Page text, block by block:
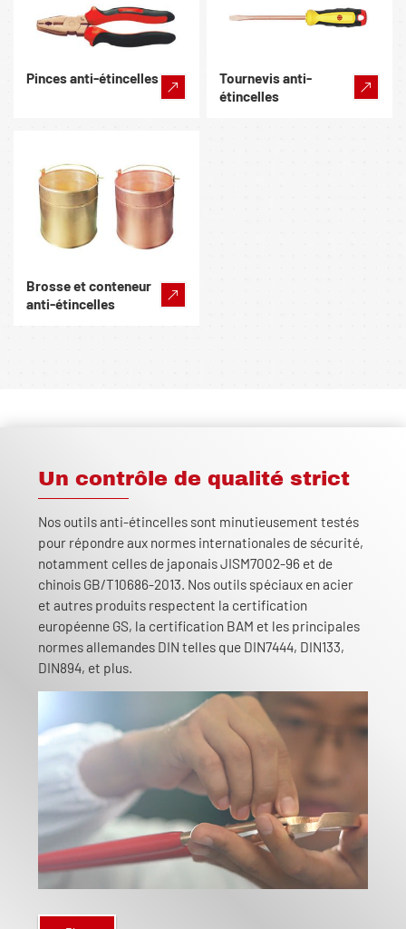
Pinces anti-étincelles
Tournevis anti-
étincelles
Brosse et conteneur
anti-étincelles
Un contrôle de qualité strict
Nos outils anti-étincelles sont minutieusement testés
pour répondre aux normes internationales de sécurité,
notamment celles de japonais JISM7002-96 et de
chinois GB/T10686-2013. Nos outils spéciaux en acier
et autres produits respectent la certification
européenne GS, la certification BAM et les principales
normes allemandes DIN telles que DIN7444, DIN133,
DIN894, et plus.